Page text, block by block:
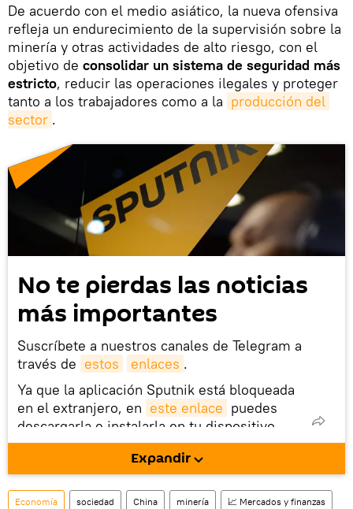
De acuerdo con el medio asiático, la nueva ofensiva
refleja un endurecimiento de la supervisión sobre la
minería y otras actividades de alto riesgo, con el
objetivo de consolidar un sistema de seguridad más
estricto, reducir las operaciones ilegales y proteger
tanto a los trabajadores como a la producción del
sector .
No te pierdas las noticias
más importantes
Suscríbete a nuestros canales de Telegram a
través de estos enlaces .
Ya que la aplicación Sputnik está bloqueada
en el extranjero, en este enlace puedes
descargarla e instalarla en tu dispositivo
móvil (¡solo para Android!).
También tenemos una cuenta en la red
social rusa VK .
Expandir
Economía sociedad China minería 📈 Mercados y finanzas